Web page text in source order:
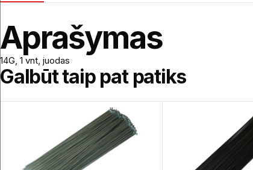
Aprašymas
14G, 1 vnt, juodas
Galbūt taip pat patiks